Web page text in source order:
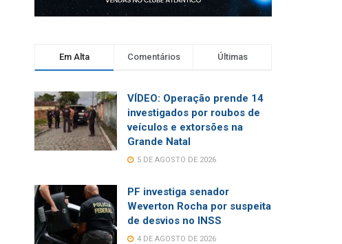
Em Alta Comentários Últimas
VÍDEO: Operação prende 14
investigados por roubos de
veículos e extorsões na
Grande Natal
5 DE AGOSTO DE 2026
PF investiga senador
Weverton Rocha por suspeita
de desvios no INSS
4 DE AGOSTO DE 2026